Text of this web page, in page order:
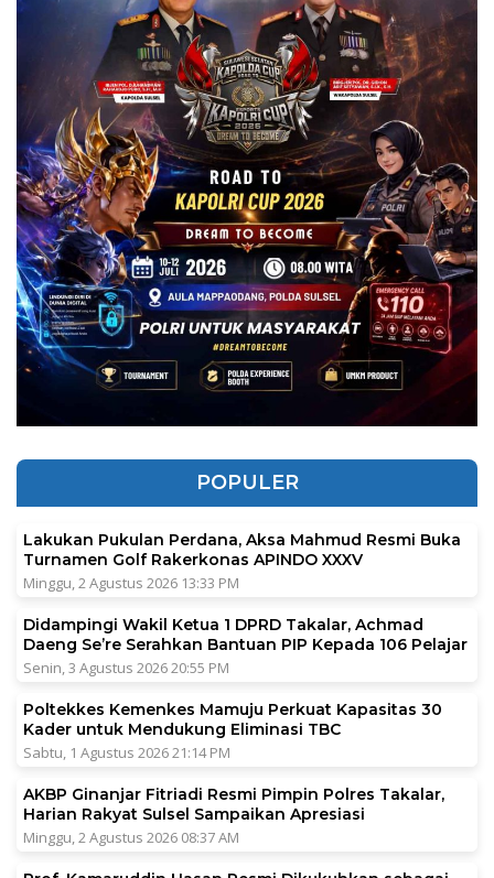
POPULER
Lakukan Pukulan Perdana, Aksa Mahmud Resmi Buka
Turnamen Golf Rakerkonas APINDO XXXV
Minggu, 2 Agustus 2026 13:33 PM
Didampingi Wakil Ketua 1 DPRD Takalar, Achmad
Daeng Se’re Serahkan Bantuan PIP Kepada 106 Pelajar
Senin, 3 Agustus 2026 20:55 PM
Poltekkes Kemenkes Mamuju Perkuat Kapasitas 30
Kader untuk Mendukung Eliminasi TBC
Sabtu, 1 Agustus 2026 21:14 PM
AKBP Ginanjar Fitriadi Resmi Pimpin Polres Takalar,
Harian Rakyat Sulsel Sampaikan Apresiasi
Minggu, 2 Agustus 2026 08:37 AM